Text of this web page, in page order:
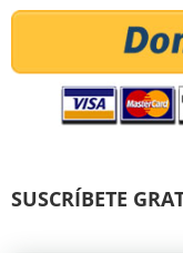
SUSCRÍBETE